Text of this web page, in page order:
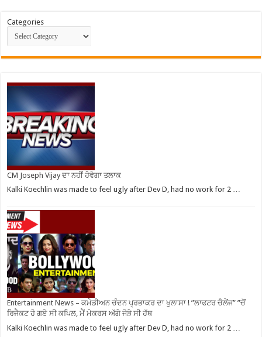
Categories
CM Joseph Vijay ਦਾ ਨਹੀਂ ਹੋਵੇਗਾ ਤਲਾਕ
Kalki Koechlin was made to feel ugly after Dev D, had no work for 2 …
Entertainment News – ਕਮੇਡੀਅਨ ਚੰਦਨ ਪ੍ਰਭਾਕਰ ਦਾ ਖੁਲਾਸਾ ! ”ਲਾਫਟਰ ਚੈਲੇਂਜ” ”ਚੋਂ
ਰਿਜੈਕਟ ਹੋ ਗਏ ਸੀ ਕਪਿਲ, ਮੈਂ ਮੇਕਰਸ ਅੱਗੇ ਜੋੜੇ ਸੀ ਹੱਥ
Kalki Koechlin was made to feel ugly after Dev D, had no work for 2 …